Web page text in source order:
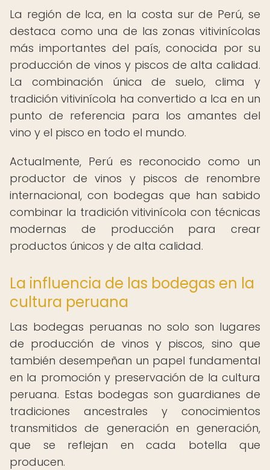
La región de Ica, en la costa sur de Perú, se
destaca como una de las zonas vitivinícolas
más importantes del país, conocida por su
producción de vinos y piscos de alta calidad.
La combinación única de suelo, clima y
tradición vitivinícola ha convertido a Ica en un
punto de referencia para los amantes del
vino y el pisco en todo el mundo.
Actualmente, Perú es reconocido como un
productor de vinos y piscos de renombre
internacional, con bodegas que han sabido
combinar la tradición vitivinícola con técnicas
modernas de producción para crear
productos únicos y de alta calidad.
La influencia de las bodegas en la
cultura peruana
Las bodegas peruanas no solo son lugares
de producción de vinos y piscos, sino que
también desempeñan un papel fundamental
en la promoción y preservación de la cultura
peruana. Estas bodegas son guardianes de
tradiciones ancestrales y conocimientos
transmitidos de generación en generación,
que se reflejan en cada botella que
producen.